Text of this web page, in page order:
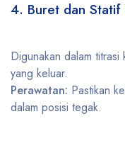
4. Buret dan Statif
Digunakan dalam titrasi
yang keluar.
Perawatan: Pastikan
dalam posisi tegak.